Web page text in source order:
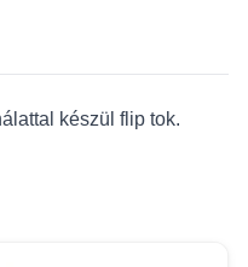
készül flip tok.